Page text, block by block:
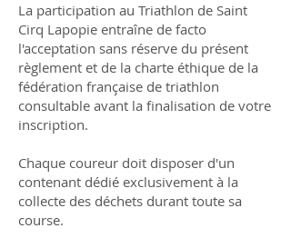
La participation au Triathlon de Saint
Cirq Lapopie entraîne de facto
l'acceptation sans réserve du présent
règlement et de la charte éthique de la
fédération française de triathlon
consultable avant la finalisation de votre
inscription.
Chaque coureur doit disposer d'un
contenant dédié exclusivement à la
collecte des déchets durant toute sa
course.